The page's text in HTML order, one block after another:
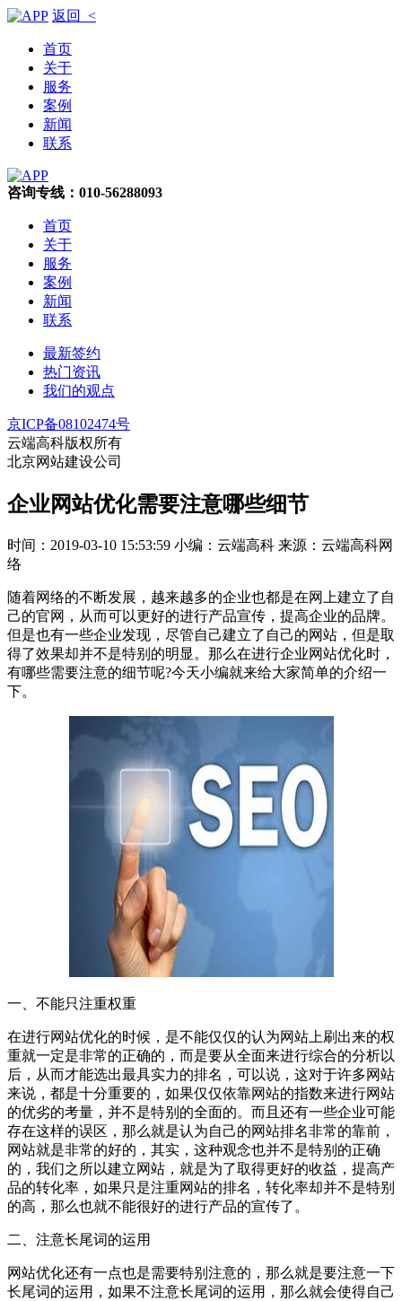
返回 <
首页
关于
服务
案例
新闻
联系
咨询专线：010-56288093
首页
关于
服务
案例
新闻
联系
最新签约
热门资讯
我们的观点
京ICP备08102474号
云端高科版权所有
北京网站建设公司
企业网站优化需要注意哪些细节
时间：2019-03-10 15:53:59 小编：云端高科 来源：云端高科网
络
随着网络的不断发展，越来越多的企业也都是在网上建立了自
己的官网，从而可以更好的进行产品宣传，提高企业的品牌。
但是也有一些企业发现，尽管自己建立了自己的网站，但是取
得了效果却并不是特别的明显。那么在进行企业网站优化时，
有哪些需要注意的细节呢?今天小编就来给大家简单的介绍一
下。
一、不能只注重权重
在进行网站优化的时候，是不能仅仅的认为网站上刷出来的权
重就一定是非常的正确的，而是要从全面来进行综合的分析以
后，从而才能选出最具实力的排名，可以说，这对于许多网站
来说，都是十分重要的，如果仅仅依靠网站的指数来进行网站
的优劣的考量，并不是特别的全面的。而且还有一些企业可能
存在这样的误区，那么就是认为自己的网站排名非常的靠前，
网站就是非常的好的，其实，这种观念也并不是特别的正确
的，我们之所以建立网站，就是为了取得更好的收益，提高产
品的转化率，如果只是注重网站的排名，转化率却并不是特别
的高，那么也就不能很好的进行产品的宣传了。
二、注意长尾词的运用
网站优化还有一点也是需要特别注意的，那么就是要注意一下
长尾词的运用，如果不注意长尾词的运用，那么就会使得自己